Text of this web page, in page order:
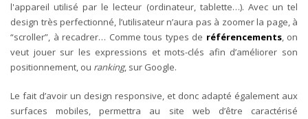
l'appareil utilisé par le lecteur (ordinateur, tablette…). Avec un tel
design très perfectionné, l’utilisateur n’aura pas à zoomer la page, à
“scroller”, à recadrer… Comme tous types de référencements, on
veut jouer sur les expressions et mots-clés afin d’améliorer son
positionnement, ou ranking, sur Google.
Le fait d’avoir un design responsive, et donc adapté également aux
surfaces mobiles, permettra au site web d’être caractérisé